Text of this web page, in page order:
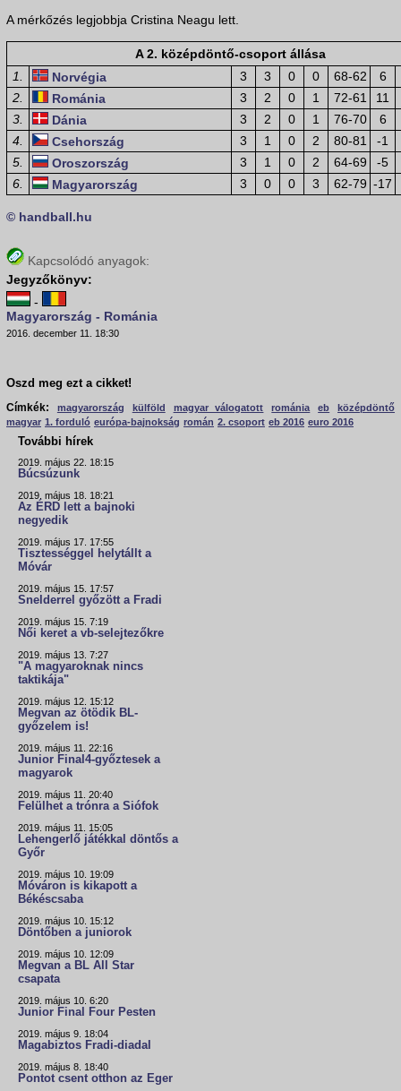
A mérkőzés legjobbja Cristina Neagu lett.
A 2. középdöntő-csoport állása
1.
Norvégia 3 3 0 0 68-62
6
2.
Románia 3 2 0 1 72-61
11
3.
Dánia 3 2 0 1 76-70
6
4.
Csehország 3 1 0 2 80-81
-1
5.
Oroszország 3 1 0 2 64-69
-5
6.
Magyarország 3 0 0 3 62-79 -17
© handball.hu
Kapcsolódó anyagok:
Jegyzőkönyv:
-
Magyarország - Románia
2016. december 11. 18:30
Oszd meg ezt a cikket!
Címkék:
magyarország külföld magyar válogatott románia eb
középdöntő
magyar 1. forduló európa-bajnokság román 2. csoport eb 2016 euro 2016
További hírek
2019. május 22. 18:15
Búcsúzunk
2019. május 18. 18:21
Az ÉRD lett a bajnoki
negyedik
2019. május 17. 17:55
Tisztességgel helytállt a
Móvár
2019. május 15. 17:57
Snelderrel győzött a Fradi
2019. május 15. 7:19
Női keret a vb-selejtezőkre
2019. május 13. 7:27
"A magyaroknak nincs
taktikája"
2019. május 12. 15:12
Megvan az ötödik BL-
győzelem is!
2019. május 11. 22:16
Junior Final4-győztesek a
magyarok
2019. május 11. 20:40
Felülhet a trónra a Siófok
2019. május 11. 15:05
Lehengerlő játékkal döntős a
Győr
2019. május 10. 19:09
Móváron is kikapott a
Békéscsaba
2019. május 10. 15:12
Döntőben a juniorok
2019. május 10. 12:09
Megvan a BL All Star
csapata
2019. május 10. 6:20
Junior Final Four Pesten
2019. május 9. 18:04
Magabiztos Fradi-diadal
2019. május 8. 18:40
Pontot csent otthon az Eger